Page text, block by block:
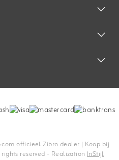
officieel Zibro dealer | Koop bij
reserved - Realization InStijl